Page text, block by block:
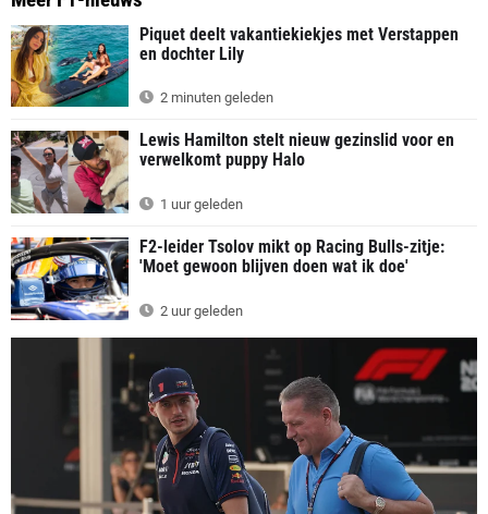
Piquet deelt vakantiekiekjes met Verstappen
en dochter Lily
2 minuten geleden
Lewis Hamilton stelt nieuw gezinslid voor en
verwelkomt puppy Halo
1 uur geleden
F2-leider Tsolov mikt op Racing Bulls-zitje:
'Moet gewoon blijven doen wat ik doe'
2 uur geleden